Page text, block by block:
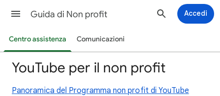
Guida di Non profit Accedi
Centro assistenza Comunicazioni
YouTube per il non profit
Panoramica del Programma non profit di YouTube